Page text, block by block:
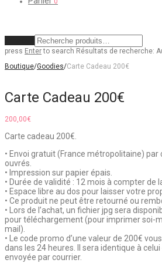
press Enterto search Résultats de recherche:
Boutique/Goodies/Carte Cadeau 200€
Carte Cadeau 200€
200,00€
Carte cadeau 200€.
• Envoi gratuit (France métropolitaine) par
ouvrés.
• Impression sur papier épais.
• Durée de validité : 12 mois à compter de
• Espace libre au dos pour laisser votre
• Ce produit ne peut être retourné ou
• Lors de l’achat, un fichier jpg sera
pour téléchargement (pour imprimer soi-
mail).
• Le code promo d’une valeur de 200€
dans les 24 heures. Il sera identique à
envoyée par courrier.